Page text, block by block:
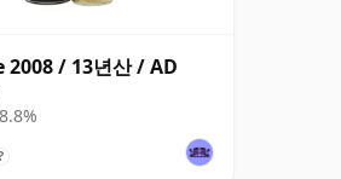
/ 13년산 / AD